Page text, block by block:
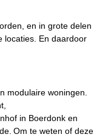
en in grote delen
locaties. En daardoor
modulaire woningen.
in Boerdonk en
Om te weten of deze